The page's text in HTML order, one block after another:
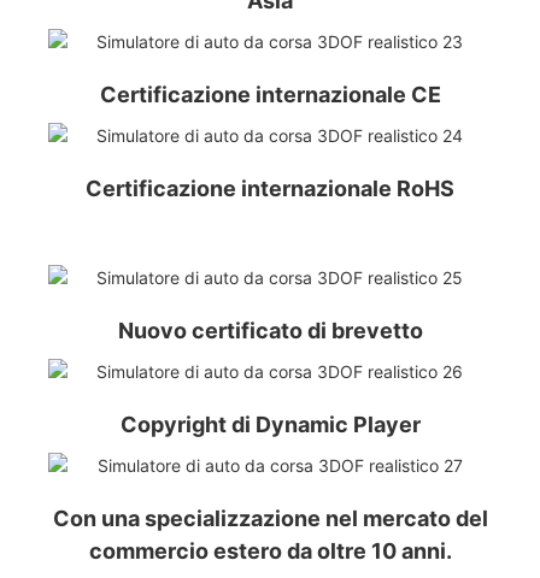
Certificazione internazionale CE
Certificazione internazionale RoHS
Nuovo certificato di brevetto
Copyright di Dynamic Player
Con una specializzazione nel mercato del
commercio estero da oltre 10 anni.